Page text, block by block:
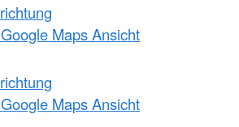
Maps Ansicht
Maps Ansicht